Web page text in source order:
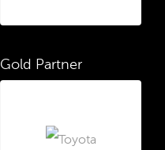
Gold Partner